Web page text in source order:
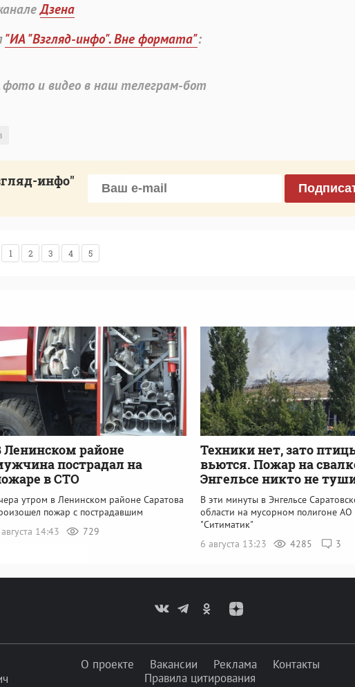
Дзена
"ИА "Взгляд-инфо". Вне формата":
и видео в наш телеграм-бот
инфо"
1 2 3 4 5
Ленинском районе
пострадал на
в СТО
утром в Ленинском районе Саратова
пожар с пострадавшим
14:43
729
Техники нет, зато
вьются. Пожар на
Энгельсе никто не
В эти минуты в Энгельсе
области на мусорном полигоне АО
"Ситиматик"
6 августа 13:23
4285 3
О проекте Вакансии Реклама
Контакты
Правила цитирования